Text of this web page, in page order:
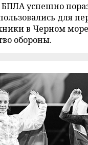
БПЛА успешно
для
в Черном
обороны.